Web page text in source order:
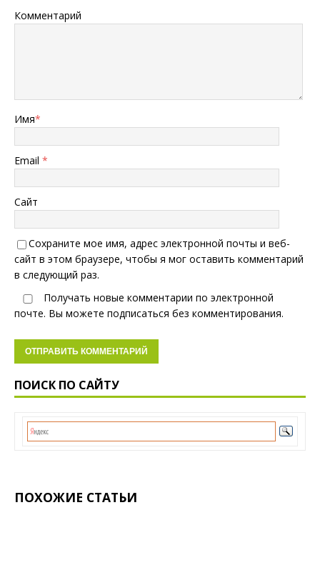
Комментарий
Имя*
Email *
Сайт
Сохраните мое имя, адрес электронной почты и веб-
сайт в этом браузере, чтобы я мог оставить комментарий
в следующий раз.
Получать новые комментарии по электронной
почте. Вы можете подписаться без комментирования.
ПОИСК ПО САЙТУ
ПОХОЖИЕ СТАТЬИ